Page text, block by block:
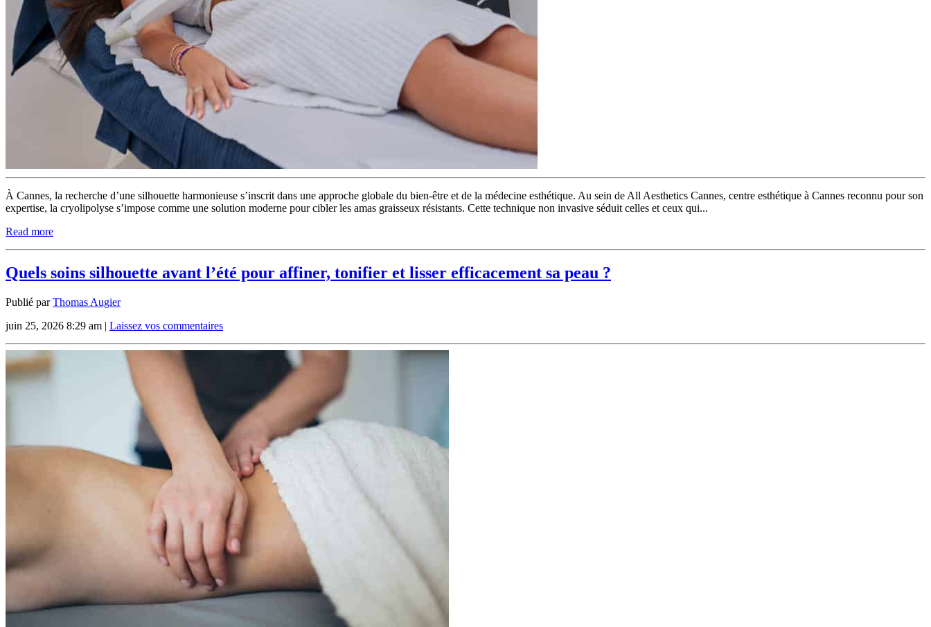
À Cannes, la recherche d’une silhouette harmonieuse s’inscrit dans une approche globale du bien-être et de la médecine esthétique. Au sein de All Aesthetics Cannes, centre esthétique à Cannes reconnu pour son
expertise, la cryolipolyse s’impose comme une solution moderne pour cibler les amas graisseux résistants. Cette technique non invasive séduit celles et ceux qui...
Read more
Quels soins silhouette avant l’été pour affiner, tonifier et lisser efficacement sa peau ?
Publié parThomas Augier
juin 25, 2026 8:29 am | Laissez vos commentaires